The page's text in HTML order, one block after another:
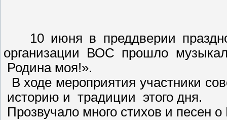
10 июня в преддверии
организации ВОС прошло
Родина моя!».
В ходе мероприятия участники
историю и традиции этого дня.
Прозвучало много стихов и песен